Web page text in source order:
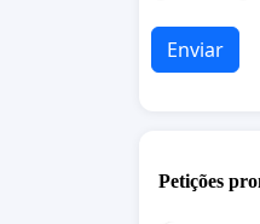
Enviar
Petições